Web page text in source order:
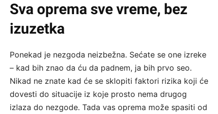
Sva oprema sve vreme, bez
izuzetka
Ponekad je nezgoda neizbežna. Sećate se one izreke
– kad bih znao da ću da padnem, ja bih prvo seo.
Nikad ne znate kad će se sklopiti faktori rizika koji će
dovesti do situacije iz koje prosto nema drugog
izlaza do nezgode. Tada vas oprema može spasiti od